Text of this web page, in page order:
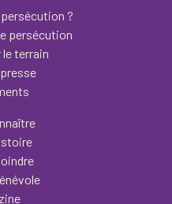
persécution ?
persécution
terrain